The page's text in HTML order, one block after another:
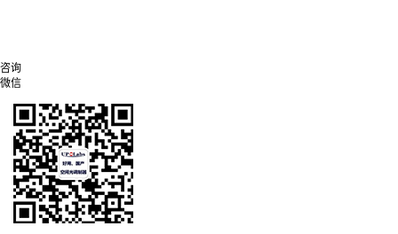
咨询
微信